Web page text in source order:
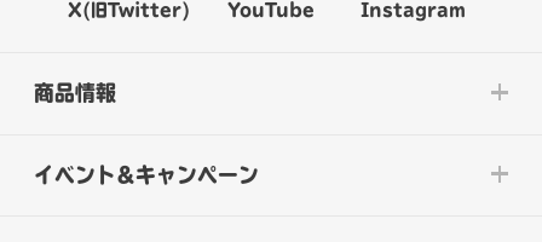
X(旧Twitter) YouTube Instagram
商品情報
イベント&キャンペーン